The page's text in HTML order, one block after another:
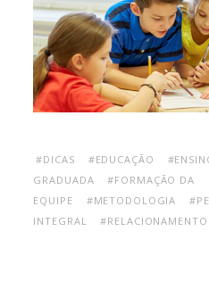
#DICAS #EDUCAÇÃO
GRADUADA
#FORMAÇÃO DA
EQUIPE
#METODOLOGIA
INTEGRAL
#RELACIONAMENTO